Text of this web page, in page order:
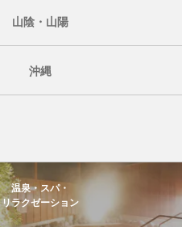
山陰・山陽
沖縄
温泉・スパ・
リラクゼーション